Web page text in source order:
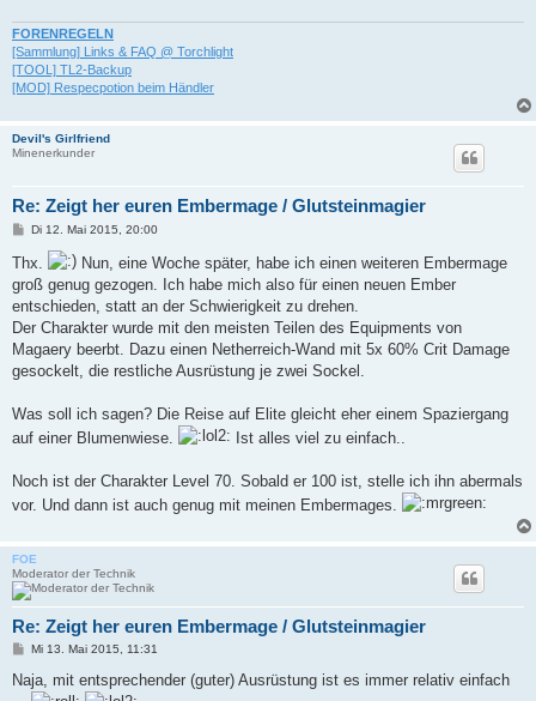
FORENREGELN
[Sammlung] Links & FAQ @ Torchlight
[TOOL] TL2-Backup
[MOD] Respecpotion beim Händler
Devil's Girlfriend
Minenerkunder
Re: Zeigt her euren Embermage / Glutsteinmagier
B
t
r
a
g
Di 12. Mai 2015, 20:00
Thx.
Nun, eine Woche später, habe ich einen weiteren Embermage
groß genug gezogen. Ich habe mich also für einen neuen Ember
entschieden, statt an der Schwierigkeit zu drehen.
Der Charakter wurde mit den meisten Teilen des Equipments von
Magaery beerbt. Dazu einen Netherreich-Wand mit 5x 60% Crit Damage
gesockelt, die restliche Ausrüstung je zwei Sockel.
Was soll ich sagen? Die Reise auf Elite gleicht eher einem Spaziergang
auf einer Blumenwiese.
Ist alles viel zu einfach..
Noch ist der Charakter Level 70. Sobald er 100 ist, stelle ich ihn abermals
vor. Und dann ist auch genug mit meinen Embermages.
FOE
Moderator der Technik
Re: Zeigt her euren Embermage / Glutsteinmagier
B
i
Mi 13. Mai 2015, 11:31
Naja, mit entsprechender (guter) Ausrüstung ist es immer relativ einfach